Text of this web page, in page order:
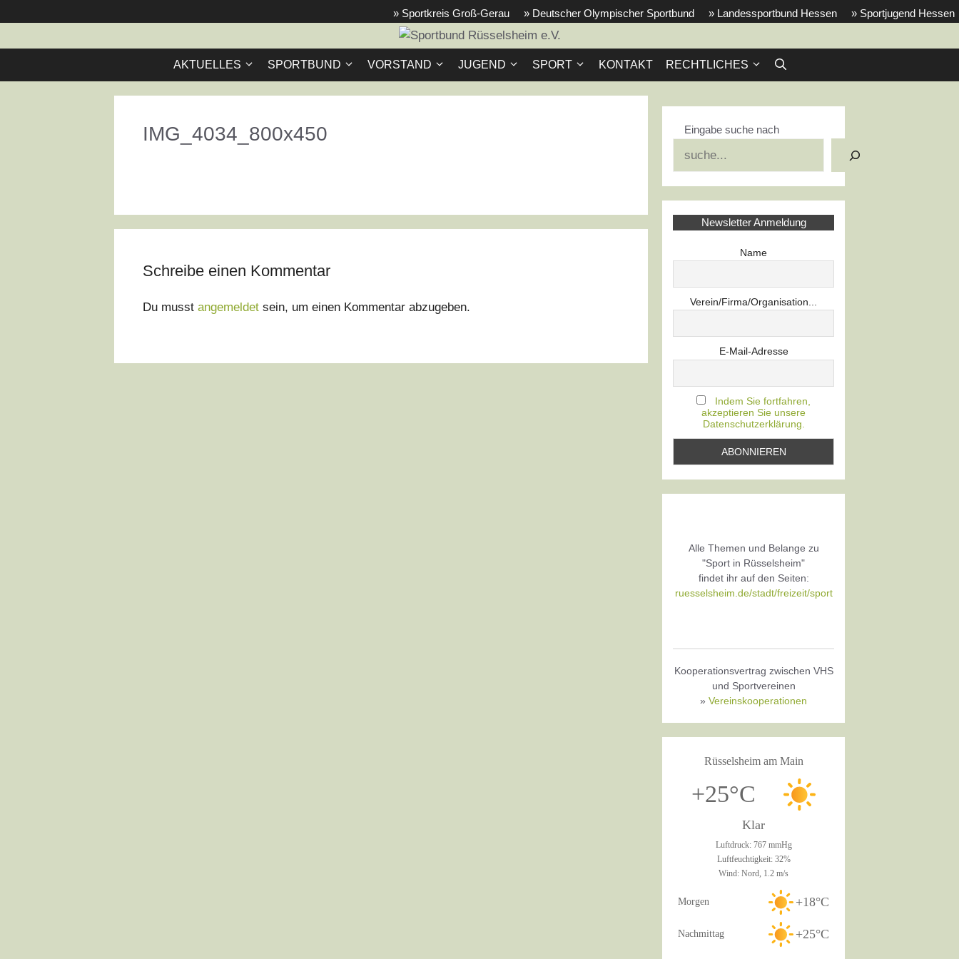
Inhalt
» Sportkreis Groß-Gerau » Deutscher Olympischer Sportbund » Landessportbund Hessen » Sportjugend Hessen
AKTUELLES SPORTBUND VORSTAND JUGEND SPORT KONTAKT RECHTLICHES
IMG_4034_800x450
Schreibe einen Kommentar
Du musst angemeldet sein, um einen Kommentar abzugeben.
Eingabe suche nach
Newsletter Anmeldung
Name
Verein/Firma/Organisation...
E-Mail-Adresse
Indem Sie fortfahren,
akzeptieren Sie unsere
Datenschutzerklärung.
Alle Themen und Belange zu
"Sport in Rüsselsheim"
findet ihr auf den Seiten:
ruesselsheim.de/stadt/freizeit/sport
Kooperationsvertrag zwischen VHS
und Sportvereinen
» Vereinskooperationen
Rüsselsheim am Main
+25°C
Klar
Luftdruck: 767 mmHg
Luftfeuchtigkeit: 32%
Wind: Nord, 1.2 m/s
Morgen +18°C
Nachmittag +25°C